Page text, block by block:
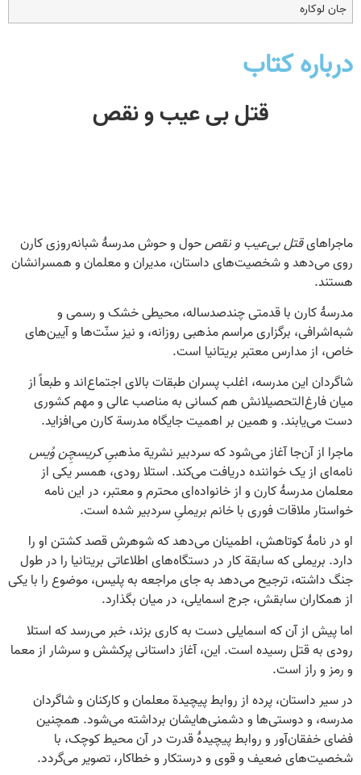
جان لوکاره
درباره کتاب
قتل بی عیب و نقص
ماجراهایقتل بی‌عیب و نقص حول و حوش مدرسۀ شبانه‌روزی کارن
روی می‌دهد و شخصیت‌های داستان، مدیران و معلمان و همسرانشان
هستند.
مدرسۀ کارن با قدمتی چندصدساله، محیطی خشک و رسمی و
شبه‌اشرافی، برگزاری مراسم مذهبی روزانه، و نیز سنّت‌ها و آیین‌های
خاص، از مدارس معتبر بریتانیا است.
شاگردان این مدرسه، اغلب پسران طبقات بالای اجتماع‌اند و طبعاً از
میان فارغ‌التحصیلانش هم کسانی به مناصب عالی و مهم کشوری
دست می‌یابند. و همین بر اهمیت جایگاه مدرسة کارن می‌افزاید.
ماجرا از آن‌جا آغاز می‌شود که سردبیر نشریة مذهبیِکریسچِن وُیس
نامه‌ای از یک خواننده دریافت می‌کند. استلا رودی، همسر یکی از
معلمان مدرسۀ کارن و از خانواده‌ای محترم و معتبر، در این نامه
خواستار ملاقات فوری با خانم بریملیِ سردبیر شده است.
او در نامۀ کوتاهش، اطمینان می‌دهد که شوهرش قصد کشتن او را
دارد. بریملی که سابقة کار در دستگاه‌های اطلاعاتی بریتانیا را در طول
جنگ داشته، ترجیح می‌دهد به جای مراجعه به پلیس، موضوع را با یکی
از همکاران سابقش، جرج اسمایلی، در میان بگذارد.
اما پیش از آن که اسمایلی دست به کاری بزند، خبر می‌رسد که استلا
رودی به قتل رسیده است. این، آغاز داستانی پرکشش و سرشار از معما
و رمز و راز است.
در سیر داستان، پرده از روابط پیچیدة معلمان و کارکنان و شاگردان
مدرسه، و دوستی‌ها و دشمنی‌هایشان برداشته می‌شود. همچنین
فضای خفقان‌آور و روابط پیچیدۀ قدرت در آن محیط کوچک، با
شخصیت‌های ضعیف و قوی و درستکار و خطاکار، تصویر می‌گردد.